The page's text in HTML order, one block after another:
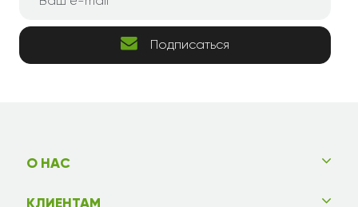
Подписаться
О НАС
КЛИЕНТАМ